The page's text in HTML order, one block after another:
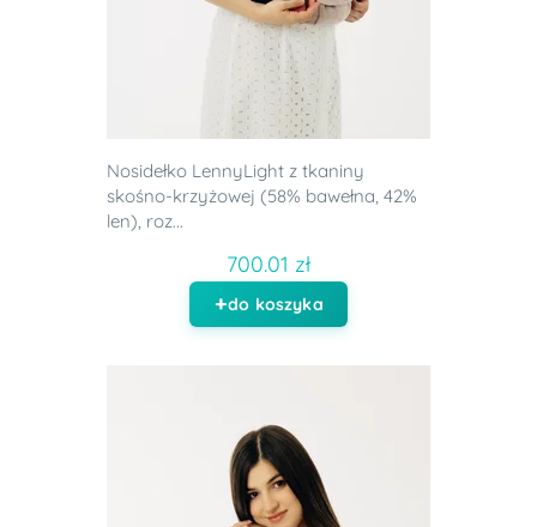
Nosidełko LennyLight z tkaniny
skośno-krzyżowej (58% bawełna, 42%
len), roz...
700.01 zł
do koszyka